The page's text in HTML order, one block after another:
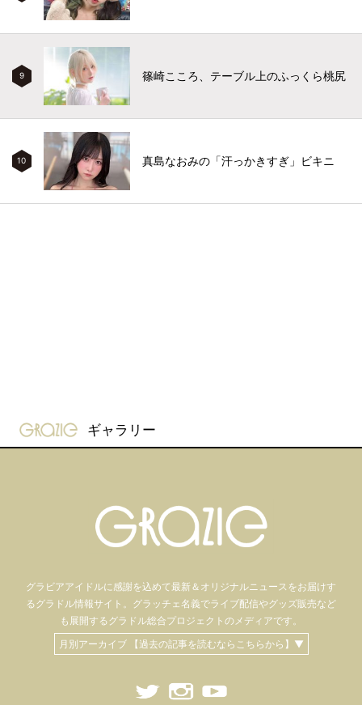
9 篠崎こころ、テーブル上のふっくら桃尻
10 真島なおみの「汗っかきすぎ」ビキニ
gravure-grazie
ギャラリー
グラビアアイドルに感謝を込めて最新＆オリジナルニュースをお届けす
るグラドル情報サイト。 グラッチェ名義でライブ配信やグッズ販売など
も 展開するグラドル総合プロジェクトのメディアです。
月別アーカイブ 【過去の記事を読むならこちらから】▼